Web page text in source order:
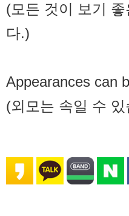
(모든 것이 보기 좋
다.)
Appearances can
(외모는 속일 수